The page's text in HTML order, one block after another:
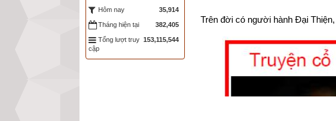
Trên đời có người hành Đại
Hôm nay 35,914
Tháng hiện tại 382,405
Tổng lượt truy
cập
153,115,544